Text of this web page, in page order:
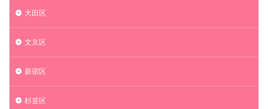
大田区
文京区
新宿区
杉並区